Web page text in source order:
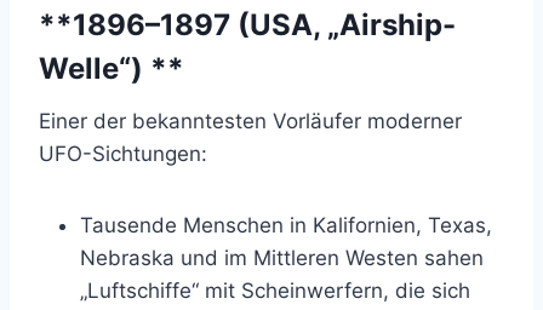
**1896–1897 (USA, „Airship-
Welle“) **
Einer der bekanntesten Vorläufer moderner
UFO-Sichtungen:
Tausende Menschen in Kalifornien, Texas,
Nebraska und im Mittleren Westen sahen
„Luftschiffe“ mit Scheinwerfern, die sich